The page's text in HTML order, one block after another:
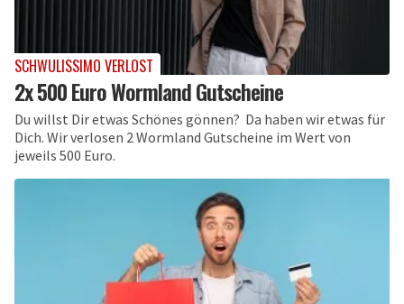
SCHWULISSIMO VERLOST
2x 500 Euro Wormland Gutscheine
Du willst Dir etwas Schönes gönnen? Da haben wir etwas für
Dich. Wir verlosen 2 Wormland Gutscheine im Wert von
jeweils 500 Euro.